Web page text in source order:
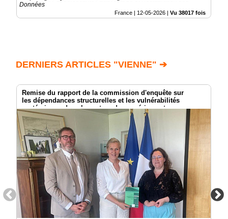
Données
France | 12-05-2026 | Vu 38017 fois
DERNIERS ARTICLES "VIENNE" ➔
Remise du rapport de la commission d'enquête sur
les dépendances structurelles et les vulnérabilités
systémiques dans le secteur du numérique et
les risques pour l’indépendance de la France